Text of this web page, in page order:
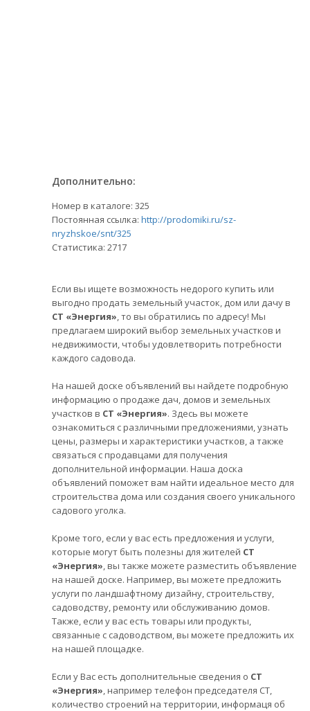
Дополнительно:
Номер в каталоге: 325
Постоянная ссылка: http://prodomiki.ru/sz-
nryzhskoe/snt/325
Статистика: 2717
Если вы ищете возможность недорого купить или
выгодно продать земельный участок, дом или дачу в
СТ «Энергия», то вы обратились по адресу! Мы
предлагаем широкий выбор земельных участков и
недвижимости, чтобы удовлетворить потребности
каждого садовода.
На нашей доске объявлений вы найдете подробную
информацию о продаже дач, домов и земельных
участков в СТ «Энергия». Здесь вы можете
ознакомиться с различными предложениями, узнать
цены, размеры и характеристики участков, а также
связаться с продавцами для получения
дополнительной информации. Наша доска
объявлений поможет вам найти идеальное место для
строительства дома или создания своего уникального
садового уголка.
Кроме того, если у вас есть предложения и услуги,
которые могут быть полезны для жителей СТ
«Энергия», вы также можете разместить объявление
на нашей доске. Например, вы можете предложить
услуги по ландшафтному дизайну, строительству,
садоводству, ремонту или обслуживанию домов.
Также, если у вас есть товары или продукты,
связанные с садоводством, вы можете предложить их
на нашей площадке.
Если у Вас есть дополнительные сведения о СТ
«Энергия», например телефон председателя СТ,
количество строений на территории, информаця об